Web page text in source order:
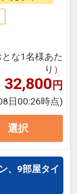
約にお進
ム」をご用
ム」を掲
【客室情
年9月
ございま
５００
20は適用
カレンダ
確認くだ
て人数・
とな1名様あた
り）
32,800円
日00:26時点)
選択
、9部屋タイ